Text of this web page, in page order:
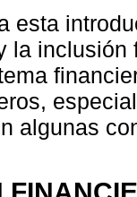
esta
la
algunas